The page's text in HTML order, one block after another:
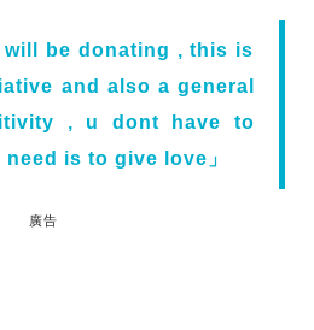
will be donating , this is
and also a general
, u dont have to
is to give love」
廣告